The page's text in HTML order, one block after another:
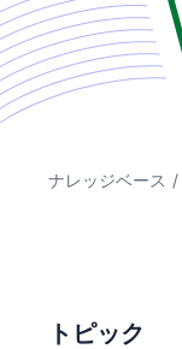
ナレッジベース /
トピック